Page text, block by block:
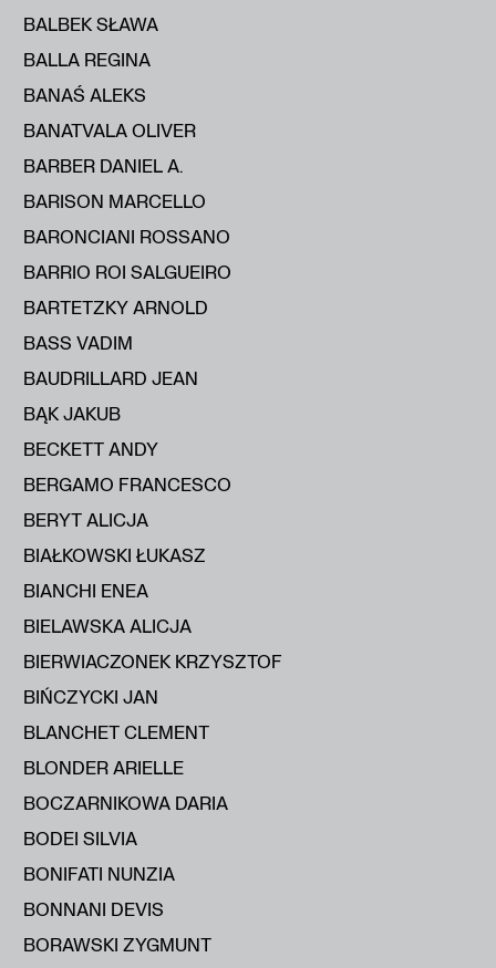
BALBEK SŁAWA
BALLA REGINA
BANAŚ ALEKS
BANATVALA OLIVER
BARBER DANIEL A.
BARISON MARCELLO
BARONCIANI ROSSANO
BARRIO ROI SALGUEIRO
BARTETZKY ARNOLD
BASS VADIM
BAUDRILLARD JEAN
BĄK JAKUB
BECKETT ANDY
BERGAMO FRANCESCO
BERYT ALICJA
BIAŁKOWSKI ŁUKASZ
BIANCHI ENEA
BIELAWSKA ALICJA
BIERWIACZONEK KRZYSZTOF
BIŃCZYCKI JAN
BLANCHET CLEMENT
BLONDER ARIELLE
BOCZARNIKOWA DARIA
BODEI SILVIA
BONIFATI NUNZIA
BONNANI DEVIS
BORAWSKI ZYGMUNT